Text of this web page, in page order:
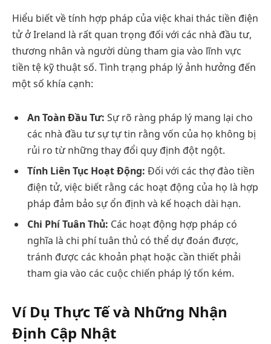
Hiểu biết về tính hợp pháp của việc khai thác tiền điện
tử ở Ireland là rất quan trọng đối với các nhà đầu tư,
thương nhân và người dùng tham gia vào lĩnh vực
tiền tệ kỹ thuật số. Tình trạng pháp lý ảnh hưởng đến
một số khía cạnh:
An Toàn Đầu Tư: Sự rõ ràng pháp lý mang lại cho
các nhà đầu tư sự tự tin rằng vốn của họ không bị
rủi ro từ những thay đổi quy định đột ngột.
Tính Liên Tục Hoạt Động: Đối với các thợ đào tiền
điện tử, việc biết rằng các hoạt động của họ là hợp
pháp đảm bảo sự ổn định và kế hoạch dài hạn.
Chi Phí Tuân Thủ: Các hoạt động hợp pháp có
nghĩa là chi phí tuân thủ có thể dự đoán được,
tránh được các khoản phạt hoặc cần thiết phải
tham gia vào các cuộc chiến pháp lý tốn kém.
Ví Dụ Thực Tế và Những Nhận
Định Cập Nhật